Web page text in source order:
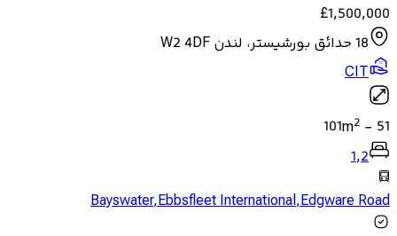
£1,500,000
18 حدائق بورشيستر، لندن W2 4DF
CIT
51
-
101m2
1,2
Bayswater,Ebbsfleet International,Edgware Road